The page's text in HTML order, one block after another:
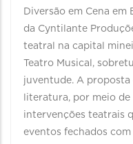
Diversão em Cena
da Cyntilante
teatral na capital
Teatro Musical,
juventude. A proposta
literatura, por meio
intervenções teatrais
eventos fechados